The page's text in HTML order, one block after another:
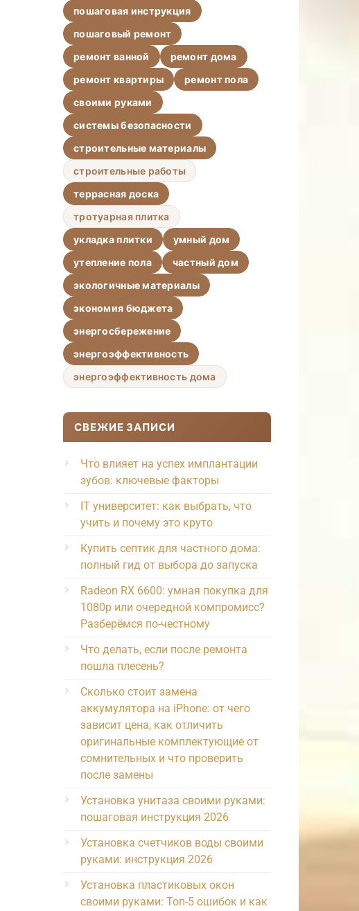
пошаговая инструкция
пошаговый ремонт
ремонт ванной
ремонт дома
ремонт квартиры
ремонт пола
своими руками
системы безопасности
строительные материалы
строительные работы
террасная доска
тротуарная плитка
укладка плитки
умный дом
утепление пола
частный дом
экологичные материалы
экономия бюджета
энергосбережение
энергоэффективность
энергоэффективность дома
СВЕЖИЕ ЗАПИСИ
Что влияет на успех имплантации
зубов: ключевые факторы
IT университет: как выбрать, что
учить и почему это круто
Купить септик для частного дома:
полный гид от выбора до запуска
Radeon RX 6600: умная покупка для
1080p или очередной компромисс?
Разберёмся по-честному
Что делать, если после ремонта
пошла плесень?
Сколько стоит замена
аккумулятора на iPhone: от чего
зависит цена, как отличить
оригинальные комплектующие от
сомнительных и что проверить
после замены
Установка унитаза своими руками:
пошаговая инструкция 2026
Установка счетчиков воды своими
руками: инструкция 2026
Установка пластиковых окон
своими руками: Топ-5 ошибок и как